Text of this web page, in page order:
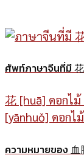
ศัพท์ภาษาจีนที่มี 花
花 [huā] ดอกไ
[yānhuǒ] ดอกไ
ความหมายของ 血